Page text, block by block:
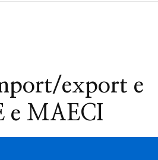
export e
e MAECI